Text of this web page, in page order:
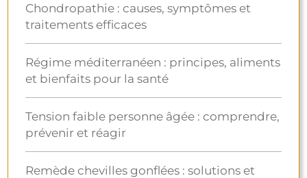
Chondropathie : causes, symptômes et
traitements efficaces
Régime méditerranéen : principes, aliments
et bienfaits pour la santé
Tension faible personne âgée : comprendre,
prévenir et réagir
Remède chevilles gonflées : solutions et